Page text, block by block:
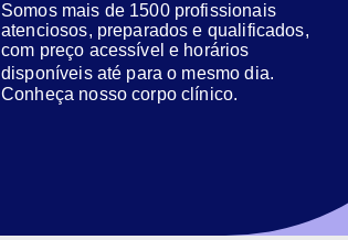
Somos mais de 1500 profissionais
atenciosos, preparados e qualificados,
com preço acessível e horários
disponíveis até para o mesmo dia.
Conheça nosso corpo clínico.